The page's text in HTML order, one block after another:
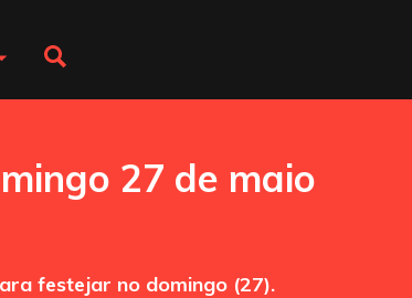
27 de maio
festejar no domingo (27).